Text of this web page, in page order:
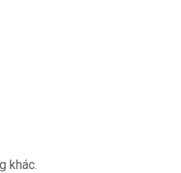
khác.